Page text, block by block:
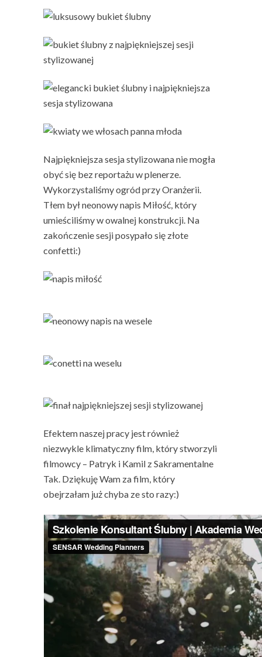
Najpiękniejsza sesja stylizowana nie mogła
obyć się bez reportażu w plenerze.
Wykorzystaliśmy ogród przy Oranżerii.
Tłem był neonowy napis Miłość, który
umieściliśmy w owalnej konstrukcji. Na
zakończenie sesji posypało się złote
confetti:)
Efektem naszej pracy jest również
niezwykle klimatyczny film, który stworzyli
filmowcy – Patryk i Kamil z Sakramentalne
Tak. Dziękuję Wam za film, który
obejrzałam już chyba ze sto razy:)